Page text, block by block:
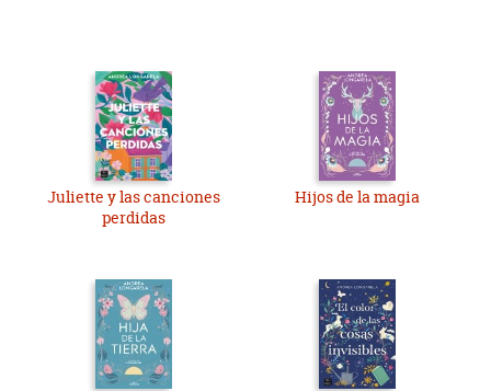
Juliette y las canciones
perdidas
Hijos de la magia